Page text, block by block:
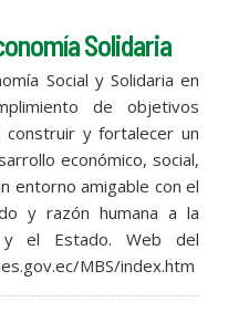
Solidaria
Social y Solidaria en
de objetivos
construir y fortalecer un
económico, social,
entorno amigable con el
y razón humana a la
y el Estado. Web del
MBS/index.htm